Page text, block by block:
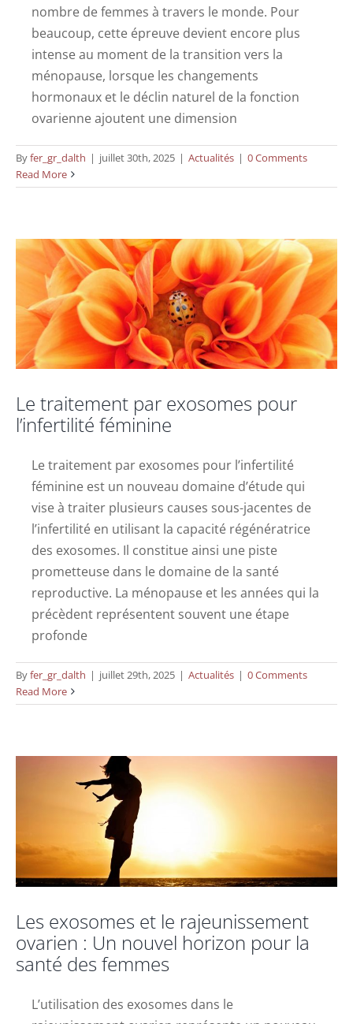
nombre de femmes à travers le monde. Pour
beaucoup, cette épreuve devient encore plus
intense au moment de la transition vers la
ménopause, lorsque les changements
hormonaux et le déclin naturel de la fonction
ovarienne ajoutent une dimension
Byfer_gr_dalth | juillet 30th, 2025 | Actualités | 0 Comments
Read More Le traitement par exosomes pour
Le traitement par exosomes pour
l’infertilité féminine
Le traitement par exosomes pour l’infertilité
féminine est un nouveau domaine d’étude qui
vise à traiter plusieurs causes sous-jacentes de
l’infertilité en utilisant la capacité régénératrice
des exosomes. Il constitue ainsi une piste
prometteuse dans le domaine de la santé
reproductive. La ménopause et les années qui la
précèdent représentent souvent une étape
profonde
Byfer_gr_dalth | juillet 29th, 2025 | Actualités | 0 Comments
Read More
Les exosomes et le rajeunissement
ovarien : Un nouvel horizon pour la santé
Les exosomes et le rajeunissement
ovarien : Un nouvel horizon pour la
santé des femmes
L’utilisation des exosomes dans le